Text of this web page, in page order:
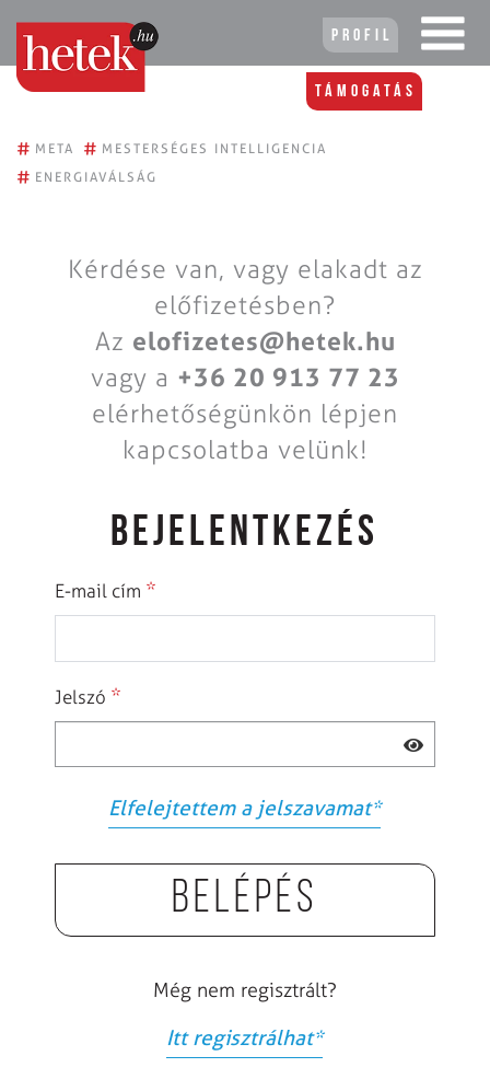
Profil
Támogatás
# META # MESTERSÉGES INTELLIGENCIA
# ENERGIAVÁLSÁG
Kérdése van, vagy elakadt az
előfizetésben?
Az elofizetes@hetek.hu
vagy a +36 20 913 77 23
elérhetőségünkön lépjen
kapcsolatba velünk!
BEJELENTKEZÉS
E-mail cím *
Jelszó *
Elfelejtettem a jelszavamat*
Belépés
Még nem regisztrált?
Itt regisztrálhat*